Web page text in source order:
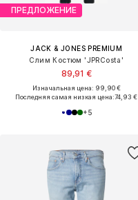
ПРЕДЛОЖЕНИЕ
JACK & JONES PREMIUM
Слим Костюм 'JPRCosta'
89,91 €
Изначальная цена: 99,90 €
Последняя самая низкая цена:74,93 €
+5